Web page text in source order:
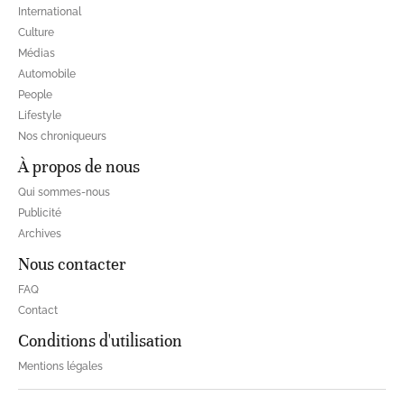
International
Culture
Médias
Automobile
People
Lifestyle
Nos chroniqueurs
À propos de nous
Qui sommes-nous
Publicité
Archives
Nous contacter
FAQ
Contact
Conditions d'utilisation
Mentions légales